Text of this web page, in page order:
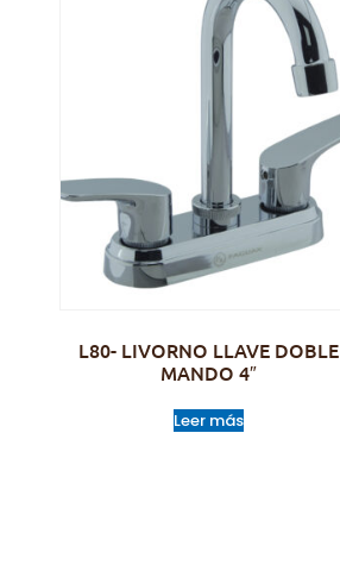
L80- LIVORNO LLAVE DOBLE
MANDO 4″
Leer más